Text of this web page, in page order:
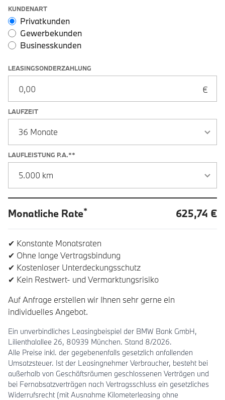
Leasingoptionen: Sonderzahlung und Laufzeit
KUNDENART
Privatkunden
Gewerbekunden
Businesskunden
LEASINGSONDERZAHLUNG
LAUFZEIT
LAUFLEISTUNG P.A.**
Monatliche Rate* 625,74 €
✔ Konstante Monatsraten
✔ Ohne lange Vertragsbindung
✔ Kostenloser Unterdeckungsschutz
✔ Kein Restwert- und Vermarktungsrisiko
Auf Anfrage erstellen wir Ihnen sehr gerne ein
individuelles Angebot.
Ein unverbindliches Leasingbeispiel der BMW Bank GmbH,
Lilienthalallee 26, 80939 München. Stand 8/2026.
Alle Preise inkl. der gegebenenfalls gesetzlich anfallenden
Umsatzsteuer. Ist der Leasingnehmer Verbraucher, besteht bei
außerhalb von Geschäftsräumen geschlossenen Verträgen und
bei Fernabsatzverträgen nach Vertragsschluss ein gesetzliches
Widerrufsrecht (mit Ausnahme Kilometerleasing ohne